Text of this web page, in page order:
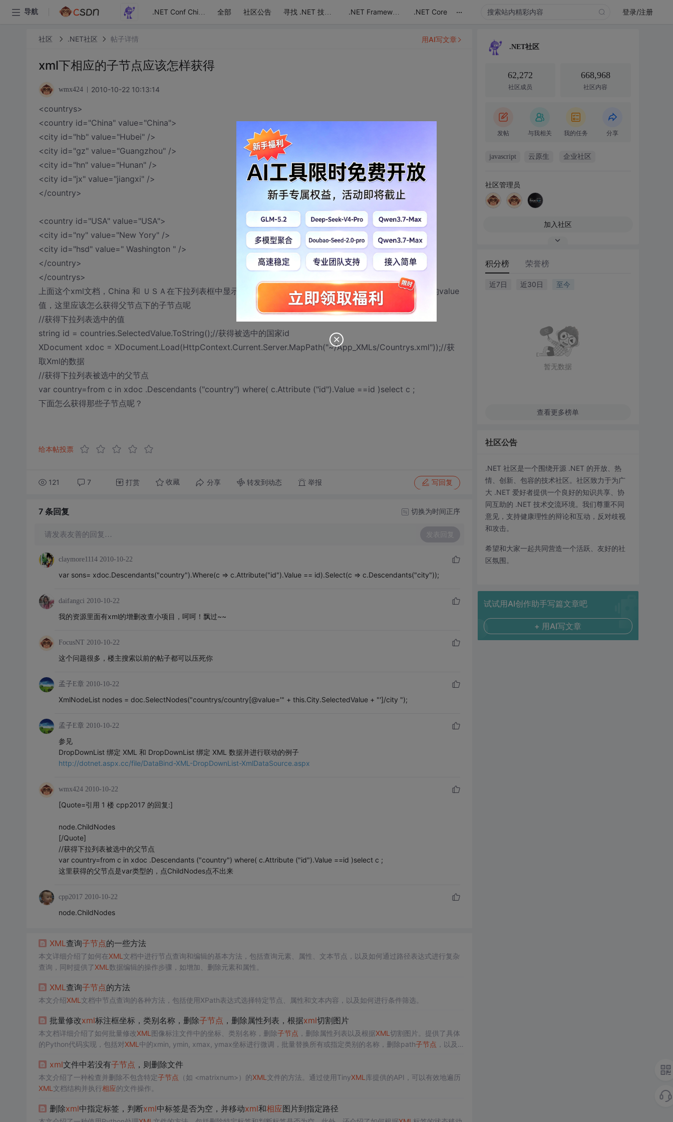
导航 .NET Conf China 全部 社区公告 寻找 .NET 技术达人 .NET Framework .NET Core ... 登录/注册
社区 .NET社区 帖子详情
xml下相应的子节点应该怎样获得
wmx424 2010-10-22 10:13:14
<countrys>
<country id="China" value="China">
<city id="hb" value="Hubei" />
<city id="gz" value="Guangzhou" />
<city id="hn" value="Hunan" />
<city id="jx" value="jiangxi" />
</country>
<country id="USA" value="USA">
<city id="ny" value="New Yory" />
<city id="hsd" value=" Washington " />
</country>
</countrys>
上面这个xml文档，China 和 ＵＳＡ在下拉列表框中显示，当我选中下拉列表中的值时，在则显示相应的子节点的value
值，这里应该怎么获得父节点下的子节点呢
//获得下拉列表选中的值
string id = countries.SelectedValue.ToString();//获得被选中的国家id
XDocument xdoc = XDocument.Load(HttpContext.Current.Server.MapPath("~/App_XMLs/Countrys.xml"));//获
取Xml的数据
//获得下拉列表被选中的父节点
var country=from c in xdoc .Descendants ("country") where( c.Attribute ("id").Value ==id )select c ;
下面怎么获得那些子节点呢？
给本帖投票
121 7 打赏 收藏 分享 转发到动态 举报 写回复
用AI写文章
7 条回复 切换为时间正序
请发表友善的回复… 发表回复
claymore1114 2010-10-22
var sons= xdoc.Descendants("country").Where(c => c.Attribute("id").Value == id).Select(c => c.Descendants("city"));
daifangci 2010-10-22
我的资源里面有xml的增删改查小项目，呵呵！飘过~~
FocusNT 2010-10-22
这个问题很多，楼主搜索以前的帖子都可以压死你
孟子E章 2010-10-22
XmlNodeList nodes = doc.SelectNodes("countrys/country[@value='" + this.City.SelectedValue + "']/city ");
孟子E章 2010-10-22
参见
DropDownList 绑定 XML 和 DropDownList 绑定 XML 数据并进行联动的例子
http://dotnet.aspx.cc/file/DataBind-XML-DropDownList-XmlDataSource.aspx
wmx424 2010-10-22
[Quote=引用 1 楼 cpp2017 的回复:]
node.ChildNodes
[/Quote]
//获得下拉列表被选中的父节点
var country=from c in xdoc .Descendants ("country") where( c.Attribute ("id").Value ==id )select c ;
这里获得的父节点是var类型的，点ChildNodes点不出来
cpp2017 2010-10-22
node.ChildNodes
XML查询子节点的一些方法
本文详细介绍了如何在XML 文档中进行节点查询和编辑的基本方法，包括查询元素、属性、文本节点，以及如何通过路径表达式进行复杂
查询，同时提供了XML 数据编辑的操作步骤，如增加、删除元素和属性。
XML查询子节点的方法
本文介绍XML 文档中节点查询的各种方法，包括使用XPath表达式选择特定节点、属性和文本内容，以及如何进行条件筛选。
批量修改xml标注框坐标，类别名称，删除子节点 ，删除属性列表，根据xml切割图片
本文档详细介绍了如何批量修改XML 图像标注文件中的坐标、类别名称，删除子节点 ，删除属性列表以及根据XML 切割图片。提供了具体
的Python代码实现，包括对XML 中的xmin, ymin, xmax, ymax坐标进行微调，批量替换所有或指定类别的名称，删除path子节点 ，以及
xml文件中若没有子节点 ，则删除文件
本文介绍了一种检查并删除不包含特定子节点 （如 <matrixnum>）的XML 文件的方法。通过使用TinyXML 库提供的API，可以有效地遍历
XML 文档结构并执行相应的文件操作。
删除xml中指定标签，判断xml中标签是否为空，并移动xml和相应图片到指定路径
.NET社区
62,272
社区成员
668,968
社区内容
发帖 与我相关 我的任务 分享
javascript 云原生 企业社区
社区管理员
加入社区
积分榜 荣誉榜
近7日 近30日 至今
暂无数据
查看更多榜单
社区公告
.NET 社区是一个围绕开源 .NET 的开放、热
情、创新、包容的技术社区。社区致力于为广
大 .NET 爱好者提供一个良好的知识共享、协
同互助的 .NET 技术交流环境。我们尊重不同
意见，支持健康理性的辩论和互动，反对歧视
和攻击。
希望和大家一起共同营造一个活跃、友好的社
区氛围。
试试用AI创作助手写篇文章吧
+ 用AI写文章